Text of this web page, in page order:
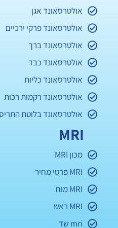
אולטרסאונד אגן
אולטרסאונד פרקי ירכיים
אולטרסאונד ברך
אולטרסאונד כבד
אולטרסאונד כליות
אולטרסאונד רקמות רכות
אולטרסאונד בלוטת התריס
MRI
מכון MRI
MRI פרטי מחיר
MRI מוח
MRI ראש
mri שד